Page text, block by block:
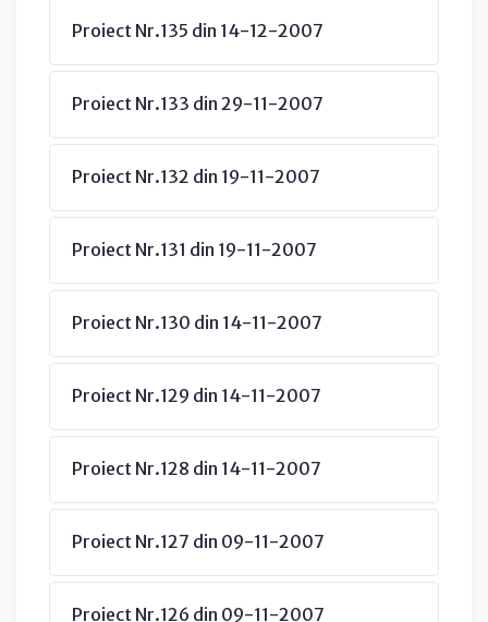
Proiect Nr.135 din 14-12-2007
Proiect Nr.133 din 29-11-2007
Proiect Nr.132 din 19-11-2007
Proiect Nr.131 din 19-11-2007
Proiect Nr.130 din 14-11-2007
Proiect Nr.129 din 14-11-2007
Proiect Nr.128 din 14-11-2007
Proiect Nr.127 din 09-11-2007
Proiect Nr.126 din 09-11-2007